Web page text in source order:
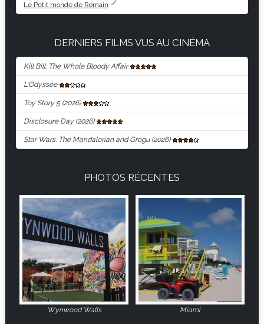
Le Petit monde de Romain
DERNIERS FILMS VUS AU CINÉMA
Kill Bill: The Whole Bloody Affair
L'Odyssée
Toy Story 5 (2026)
Disclosure Day (2026)
Star Wars: The Mandalorian and Grogu (2026)
PHOTOS RÉCENTES
Wynwood Walls Miami